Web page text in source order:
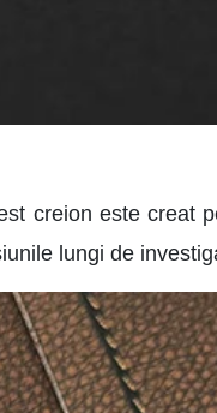
creion este creat
lungi de